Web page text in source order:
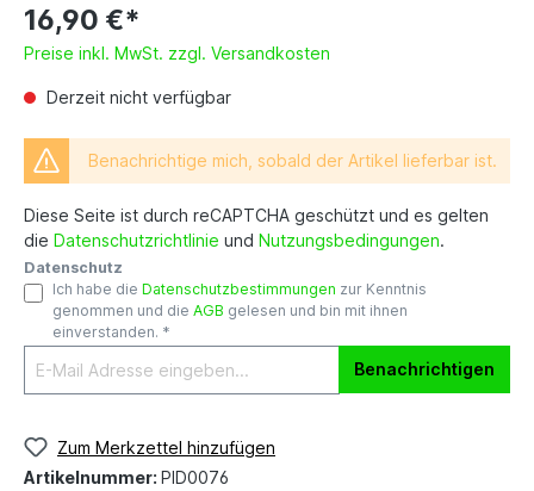
16,90 €*
Preise inkl. MwSt. zzgl. Versandkosten
Derzeit nicht verfügbar
Benachrichtige mich, sobald der Artikel lieferbar ist.
Diese Seite ist durch reCAPTCHA geschützt und es gelten
die Datenschutzrichtlinie und Nutzungsbedingungen.
Datenschutz
Ich habe die Datenschutzbestimmungen zur Kenntnis
genommen und die AGB gelesen und bin mit ihnen
einverstanden. *
Benachrichtigen
Zum Merkzettel hinzufügen
Artikelnummer: PID0076